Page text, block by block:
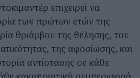
επιχειρεί να
των πρώτων ετών της
θριάμβου της θέλησης, του
της αφοσίωσης, και
αντίστασης σε κάθε